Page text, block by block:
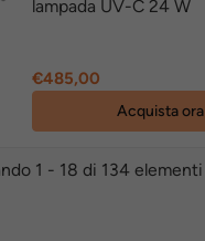
lampada UV-C 24 W
Prezzo
€485,00
Acquista ora
1 - 18 di 134 elementi